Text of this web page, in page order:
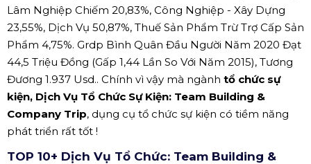
Lâm Nghiệp Chiếm 20,83%, Công Nghiệp - Xây Dựng
23,55%, Dịch Vụ 50,87%, Thuế Sản Phẩm Trừ Trợ Cấp Sản
Phẩm 4,75%. Grdp Bình Quân Đầu Người Năm 2020 Đạt
44,5 Triệu Đồng (Gấp 1,44 Lần So Với Năm 2015), Tương
Đương 1.937 Usd.. Chính vì vậy mà ngành tổ chức sự
kiện, Dịch Vụ Tổ Chức Sự Kiện: Team Building &
Company Trip, dụng cụ tổ chức sự kiện có tiềm năng
phát triển rất tốt !
TOP 10+ Dịch Vụ Tổ Chức: Team Building &